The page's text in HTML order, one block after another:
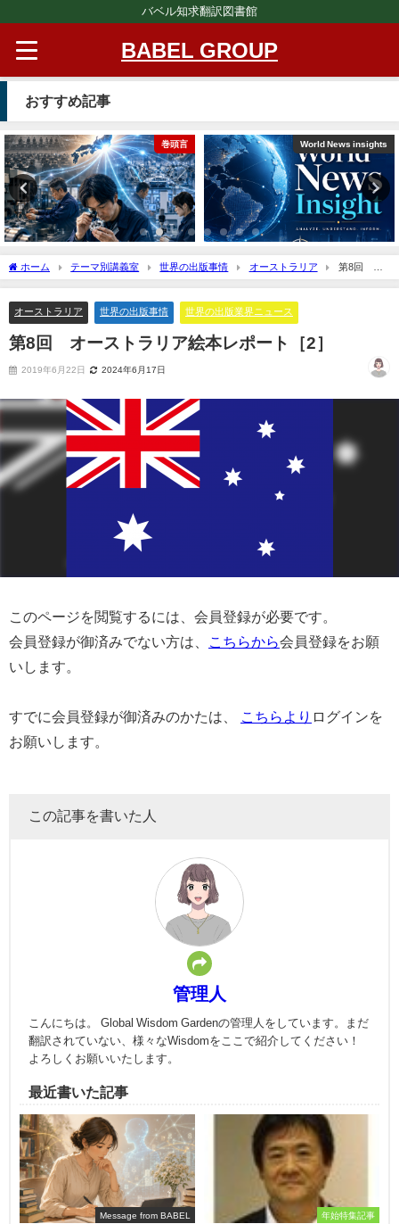
バベル知求翻訳図書館
BABEL GROUP
おすすめ記事
World News insights Message from BABEL
ホーム テーマ別講義室 世界の出版事情 オーストラリア
第8回 オ
ーストラリア絵本レポート［2］
オーストラリア 世界の出版事情 世界の出版業界ニュース
第8回 オーストラリア絵本レポート［2］
2019年6月22日 2024年6月17日
このページを閲覧するには、会員登録が必要です。
会員登録が御済みでない方は、
こちらから会員登録をお願
いします。
すでに会員登録が御済みのかたは、 こちらより ログインを
お願いします。
この記事を書いた人
管理人
こんにちは。 Global Wisdom Gardenの管理人をしています。まだ
翻訳されていない、様々なWisdomをここで紹介してください！
よろしくお願いいたします。
最近書いた記事
Message from BABEL 年始特集記事